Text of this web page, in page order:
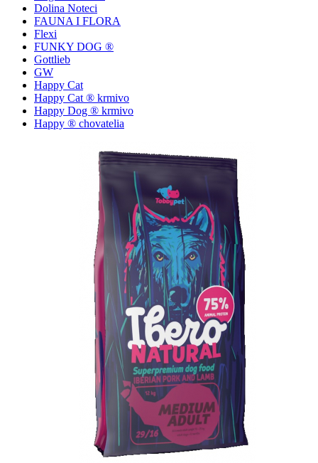
Dolina Noteci
FAUNA I FLORA
Flexi
FUNKY DOG ®
Gottlieb
GW
Happy Cat
Happy Cat ® krmivo
Happy Dog ® krmivo
Happy ® chovatelia